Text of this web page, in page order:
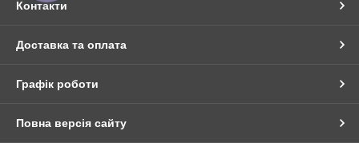
Контакти
Доставка та оплата
Графік роботи
Повна версія сайту